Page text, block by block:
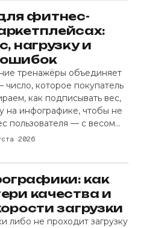
фитнес-
нагрузку и
тренажёры объединяет
которое покупатель
как подписывать вес,
на инфографике, чтобы не
пользователя — с весом
2026
как
качества и
загрузки
либо не проходит загрузку